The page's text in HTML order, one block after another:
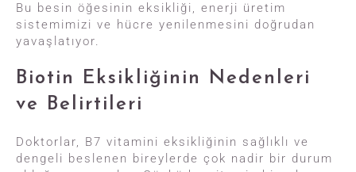
Bu besin öğesinin eksikliği, enerji üretim
sistemimizi ve hücre yenilenmesini doğrudan
yavaşlatıyor.
Biotin Eksikliğinin Nedenleri
ve Belirtileri
Doktorlar, B7 vitamini eksikliğinin sağlıklı ve
dengeli beslenen bireylerde çok nadir bir durum